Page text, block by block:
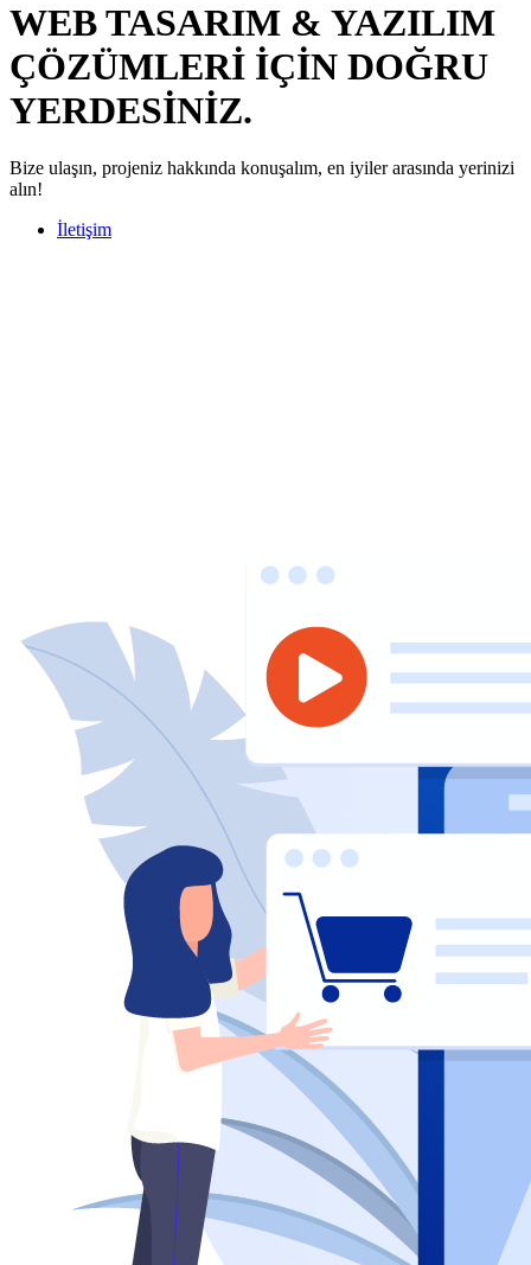
WEB TASARIM & YAZILIM
ÇÖZÜMLERİ İÇİN DOĞRU
YERDESİNİZ.
Bize ulaşın, projeniz hakkında konuşalım, en iyiler arasında yerinizi
alın!
İletişim